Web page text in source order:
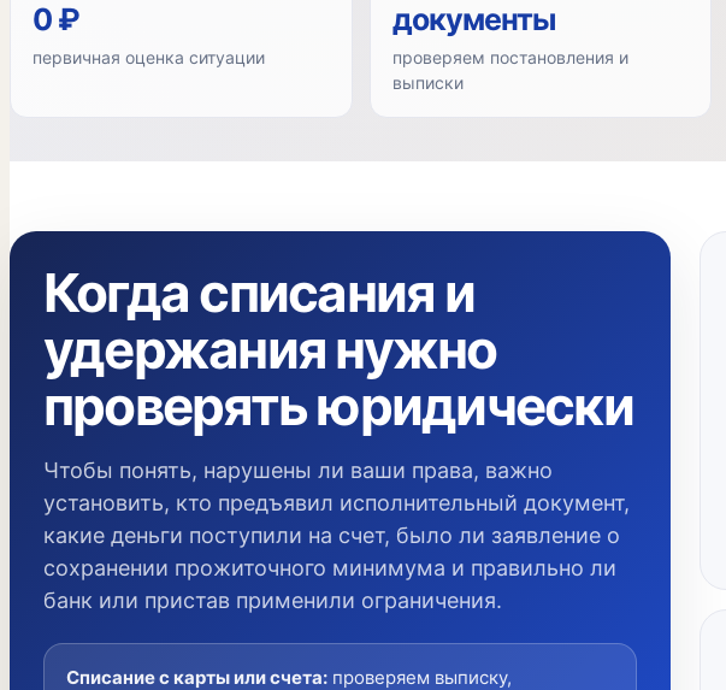
0 ₽
первичная оценка ситуации
документы
проверяем постановления и
выписки
Когда списания и
удержания нужно
проверять юридически
Чтобы понять, нарушены ли ваши права, важно
установить, кто предъявил исполнительный документ,
какие деньги поступили на счет, было ли заявление о
сохранении прожиточного минимума и правильно ли
банк или пристав применили ограничения.
Списание с карты или счета: проверяем выписку,